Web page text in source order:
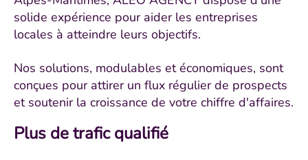
solide expérience pour aider les entreprises
locales à atteindre leurs objectifs.
Nos solutions, modulables et économiques, sont
conçues pour attirer un flux régulier de prospects
et soutenir la croissance de votre chiffre d'affaires.
Plus de trafic qualifié